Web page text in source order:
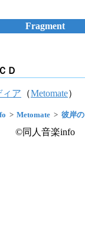
Fragment
Ｄ
ィア （Metomate）
Metomate 彼岸
©同人音楽info